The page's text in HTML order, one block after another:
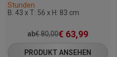
Stunden
B: 43 x T: 56 x H: 83 cm
ab€80,00€ 63,99
PRODUKT ANSEHEN